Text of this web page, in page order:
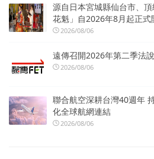
源自日本宮城縣仙台市、
花魁」自2026年8月起正式
2026/08/06
遠傳召開2026年第二季法
2026/08/06
聯合航空深耕台灣40週年
化全球航網連結
2026/08/06